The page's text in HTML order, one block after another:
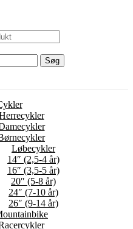
Søg
Løbecykler
14″ (2,5-4 år)
16″ (3,5-5 år)
20″ (5-8 år)
24″ (7-10 år)
26″ (9-14 år)